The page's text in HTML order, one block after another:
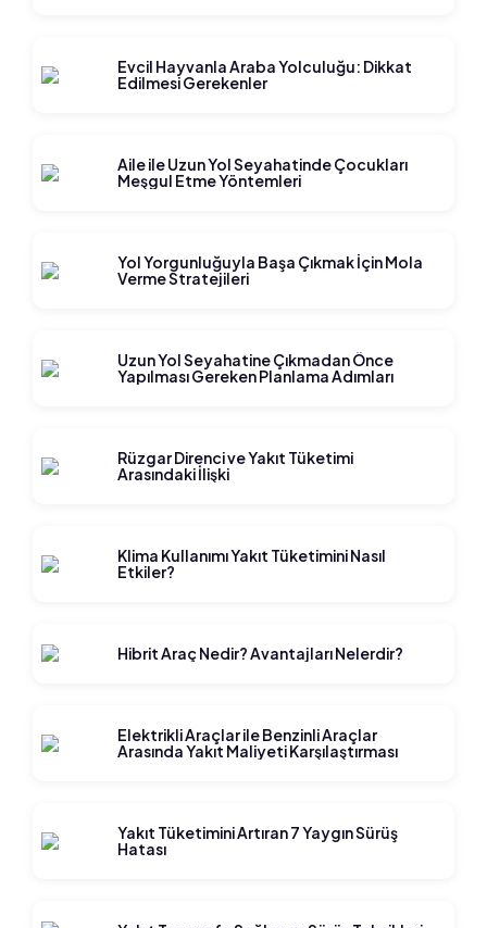
Evcil Hayvanla Araba Yolculuğu: Dikkat
Edilmesi Gerekenler
Aile ile Uzun Yol Seyahatinde Çocukları
Meşgul Etme Yöntemleri
Yol Yorgunluğuyla Başa Çıkmak İçin Mola
Verme Stratejileri
Uzun Yol Seyahatine Çıkmadan Önce
Yapılması Gereken Planlama Adımları
Rüzgar Direnci ve Yakıt Tüketimi
Arasındaki İlişki
Klima Kullanımı Yakıt Tüketimini Nasıl
Etkiler?
Hibrit Araç Nedir? Avantajları Nelerdir?
Elektrikli Araçlar ile Benzinli Araçlar
Arasında Yakıt Maliyeti Karşılaştırması
Yakıt Tüketimini Artıran 7 Yaygın Sürüş
Hatası